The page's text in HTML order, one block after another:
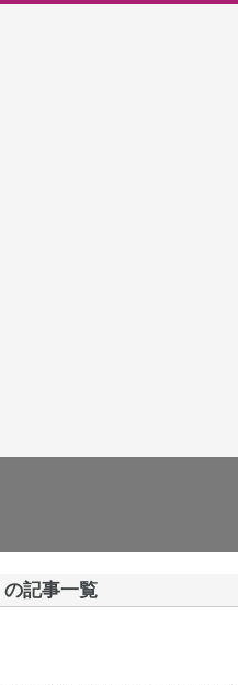
記事一覧